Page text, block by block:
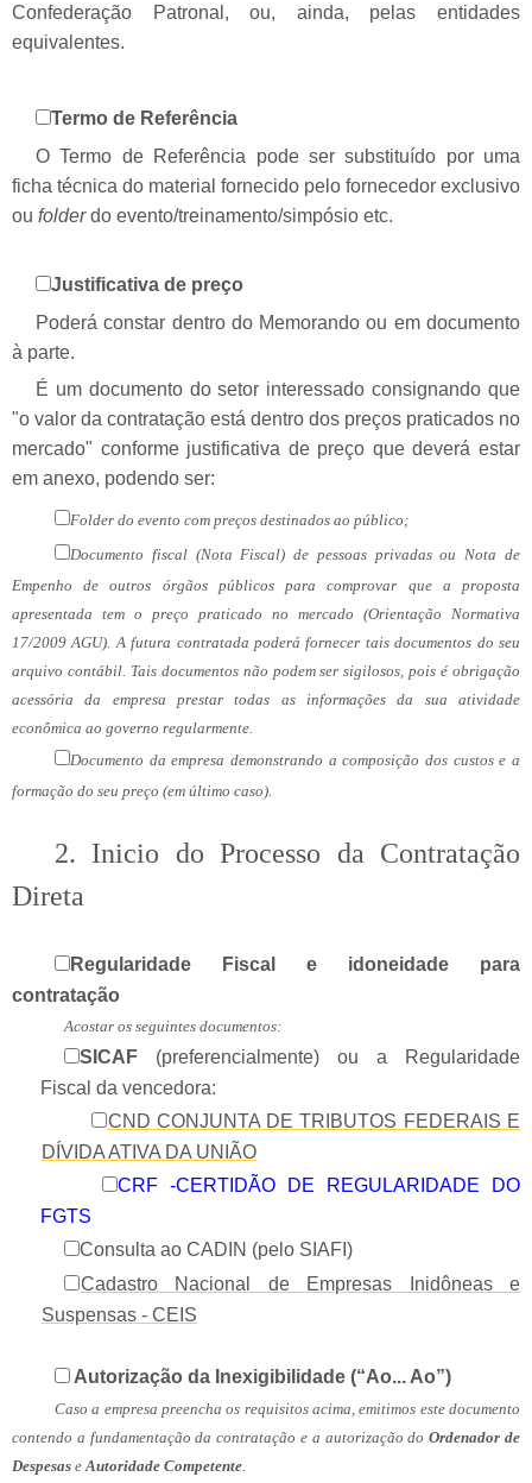
Confederação Patronal, ou, ainda, pelas entidades
equivalentes.
Termo de Referência
O Termo de Referência pode ser substituído por uma
ficha técnica do material fornecido pelo fornecedor exclusivo
ou folderdo evento/treinamento/simpósio etc.
Justificativa de preço
Poderá constar dentro do Memorando ou em documento
à parte.
É um documento do setor interessado consignando que
"o valor da contratação está dentro dos preços praticados no
mercado" conforme justificativa de preço que deverá estar
em anexo, podendo ser:
Folder do evento com preços destinados ao público;
Documento fiscal (Nota Fiscal) de pessoas privadas ou Nota de
Empenho de outros órgãos públicos para comprovar que a proposta
apresentada tem o preço praticado no mercado (Orientação Normativa
17/2009 AGU). A futura contratada poderá fornecer tais documentos do seu
arquivo contábil. Tais documentos não podem ser sigilosos, pois é obrigação
acessória da empresa prestar todas as informações da sua atividade
econômica ao governo regularmente.
Documento da empresa demonstrando a composição dos custos e a
formação do seu preço (em último caso).
2. Inicio do Processo da Contratação
Direta
Regularidade Fiscal e idoneidade para
contratação
Acostar os seguintes documentos:
SICAF (preferencialmente) ou a Regularidade
Fiscal da vencedora:
CND CONJUNTA DE TRIBUTOS FEDERAIS E
DÍVIDA ATIVA DA UNIÃO
CRF -CERTIDÃO DE REGULARIDADE DO
FGTS
Consulta ao CADIN (pelo SIAFI)
Cadastro Nacional de Empresas Inidôneas e
Suspensas - CEIS
Autorização da Inexigibilidade (“Ao... Ao”)
Caso a empresa preencha os requisitos acima, emitimos este documento
contendo a fundamentação da contratação e a autorização doOrdenador de
Despesas e Autoridade Competente